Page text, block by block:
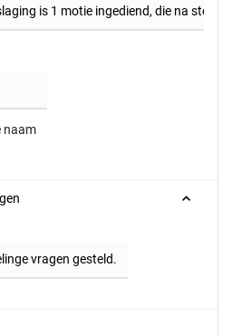
is 1 motie ingediend, die na
naam
vragen gesteld.